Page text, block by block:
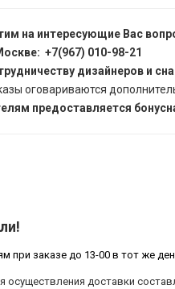
на интересующие Вас
+7(967) 010-98-21
дизайнеров и
оговариваются
предоставляется
при заказе до 13-00 в тот же
осуществления доставки